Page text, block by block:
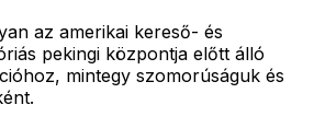
az amerikai kereső- és
pekingi központja előtt álló
mintegy szomorúságuk és